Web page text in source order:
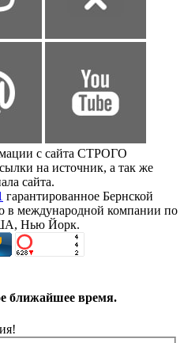
с сайта СТРОГО
на источник, а так же
сайта.
гарантированное Бернской
в международной компании по
Нью Йорк.
ближайшее время.